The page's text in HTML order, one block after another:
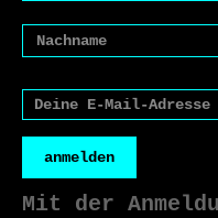
anmelden
Mit der